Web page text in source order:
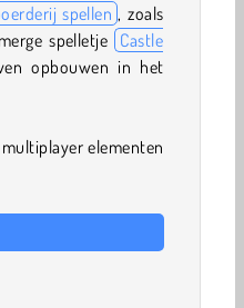
spellen , zoals
spelletje
Castle
opbouwen in het
elementen